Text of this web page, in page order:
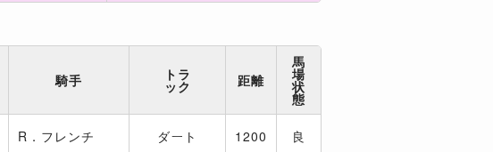
騎手 トラ
ック 距離
馬
場
状
態
R．フレンチ ダート 1200 良